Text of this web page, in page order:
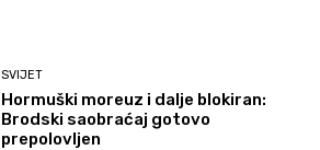
SVIJET
Hormuški moreuz i dalje blokiran:
Brodski saobraćaj gotovo
prepolovljen